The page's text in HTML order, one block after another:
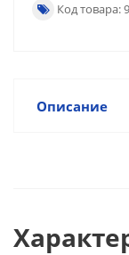
Код товара:
Описание